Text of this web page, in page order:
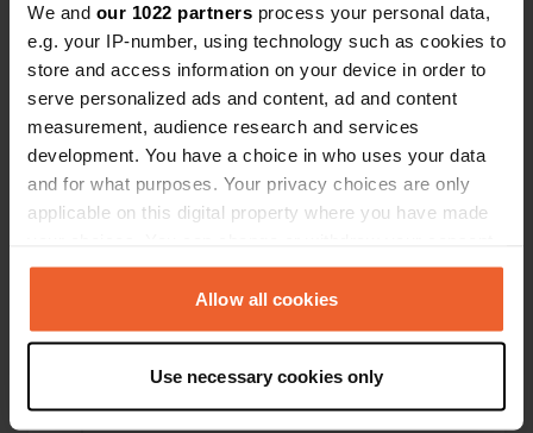
We and our 1022 partners process your personal data,
e.g. your IP-number, using technology such as cookies to
store and access information on your device in order to
serve personalized ads and content, ad and content
measurement, audience research and services
development. You have a choice in who uses your data
and for what purposes. Your privacy choices are only
applicable on this digital property where you have made
any time from the Cookie Declaration or by clicking on
the Privacy trigger icon.
Collect information about your geographical location
which can be accurate to within several meters
Allow all cookies
Use necessary cookies only
Il campeggio ha un nuovo nome: La foresta di
Epenner. Nuovi proprietari pieni di nuove idee,
persone amichevoli e disponibili.
Tradotto da GoogleMostra originale
Ho recensito una posizione—circa 4 anni fa
Sitecode:97884
De Koekamp ha nuovi proprietari. Ora ci sono
Accoglienza molto amichevole. Non c'è nessuno
alla reception il mercoledì, ma puoi raggiungere il
un posto. 2 notti € 35,00 poi ricevi 4 gettoni per la
Mostra originale